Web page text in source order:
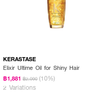
ใช้OLAPLEX Nº.9 Bond
ตั้งแต่โคนจรดปลายผม สามารถ
และหนา เป่ าให้แห้งและจัดทรงได้
KERASTASE
Elixir Ultime Oil for Shiny Hair
฿1,881 ฿2,090 (10%)
2 Variations